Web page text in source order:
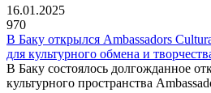
16.01.2025
970
В Баку открылся Ambassadors
для культурного обмена и
В Баку состоялось долгожданное
культурного пространства